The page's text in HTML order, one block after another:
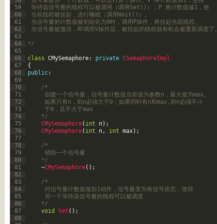
59
60
61
62
63
64
65
66
67
68
69
70
71
72
73
74
75
76
77
78
79
80
81
82
83
84
85
86
87
88
等待该信号量的线程可以被调用（调用Set()），P 将计数值减1，使
当前线程被挂起，进行睡眠（调用Wait()）。
当信号量的计数值被初始化为0时，调用P操作，将挂起当前线程。
当信号量被激活，即调用V操作后，被挂起的线程就有机会被重新调度了
*/
class CMySemaphore: private CSemaphoreImpl
{
public:
/*
	 创建一个信号量，信号量计数值当前值为参数n，最大值为max。
	 如果只有n，则n必须大于0；如果同时有n和max,则n必须不小
	 于0，且不大于max
	*/
CMySemaphore( int n) ;
CMySemaphore( int n, int max) ;
/*
	 销毁一个信号量
	*/
~CMySemaphore( ) ;
/*
	 对信号量计数值做加1动作，信号量变为有信号状态，使得
	 另一个等待该信号量的线程可以被调度
	*/
void
Set ( ) ;